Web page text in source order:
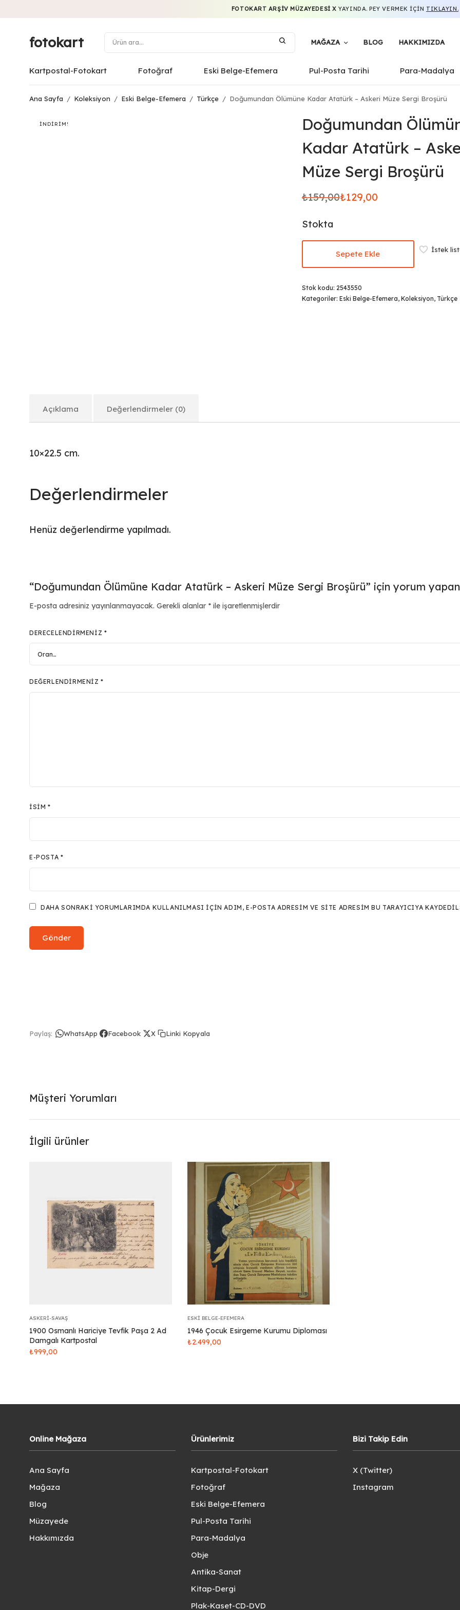
FOTOKART ARŞIV MÜZAYEDESI X YAYINDA. PEY VERMEK IÇIN TIKLAYIN.
fotokart MAĞAZA BLOG HAKKIMIZDA
Kartpostal-Fotokart Fotoğraf Eski Belge-Efemera Pul-Posta Tarihi Para-Madalya
Ana Sayfa / Koleksiyon / Eski Belge-Efemera / Türkçe / Doğumundan Ölümüne Kadar Atatürk – Askeri Müze Sergi Broşürü
İNDIRIM!
Doğumundan
Kadar Atatürk –
Müze Sergi Broşürü
₺159,00
Orijinal
₺159,00.
₺129,00
Şu
fiyat:
₺129,00.
Stokta
Sepete Ekle İstek
Stok kodu: 2543550
Kategoriler: Eski Belge-Efemera, Koleksiyon, Türkçe
Açıklama Değerlendirmeler (0)
10×22.5 cm.
Değerlendirmeler
Henüz değerlendirme yapılmadı.
“Doğumundan Ölümüne Kadar Atatürk – Askeri Müze Sergi Broşürü” için yorum
E-posta adresiniz yayınlanmayacak. Gerekli alanlar * ile işaretlenmişlerdir
DERECELENDIRMENIZ *
DEĞERLENDIRMENIZ*
İSIM*
E-POSTA *
DAHA SONRAKI YORUMLARIMDA KULLANILMASI IÇIN ADIM, E-POSTA ADRESIM VE SITE ADRESIM BU TARAYICIYA
Paylaş: WhatsApp Facebook X Linki Kopyala
Müşteri Yorumları
İlgili ürünler
ASKERI-SAVAŞ
1900 Osmanlı Hariciye Tevfik Paşa 2 Ad
Damgalı Kartpostal
₺999,00
ESKI BELGE-EFEMERA
1946 Çocuk Esirgeme Kurumu Diploması
₺2.499,00
Online Mağaza
Ana Sayfa
Mağaza
Blog
Müzayede
Hakkımızda
Ürünlerimiz
Kartpostal-Fotokart
Fotoğraf
Eski Belge-Efemera
Pul-Posta Tarihi
Para-Madalya
Obje
Antika-Sanat
Kitap-Dergi
Plak-Kaset-CD-DVD
Bizi Takip Edin
X (Twitter)
Instagram